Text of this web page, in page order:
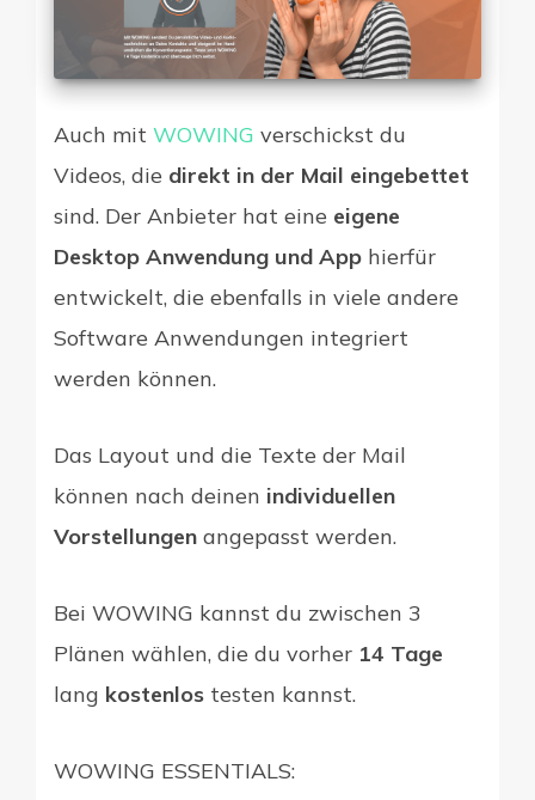
Auch mit WOWING verschickst du
Videos, die direkt in der Mail eingebettet
sind. Der Anbieter hat eine eigene
Desktop Anwendung und App hierfür
entwickelt, die ebenfalls in viele andere
Software Anwendungen integriert
werden können.
Das Layout und die Texte der Mail
können nach deinen individuellen
Vorstellungen angepasst werden.
Bei WOWING kannst du zwischen 3
Plänen wählen, die du vorher 14 Tage
lang kostenlos testen kannst.
WOWING ESSENTIALS: